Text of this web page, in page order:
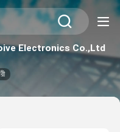
Electronics Co.,Ltd